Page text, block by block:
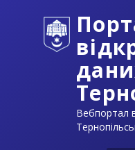
Вебпортал